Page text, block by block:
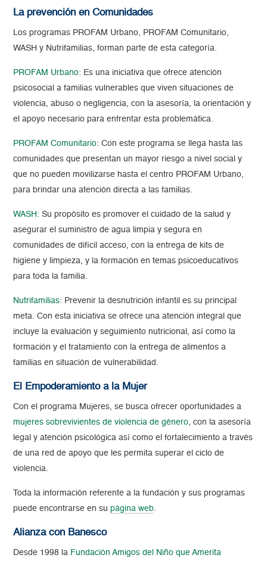
La prevención en Comunidades
Los programas PROFAM Urbano, PROFAM Comunitario,
WASH y Nutrifamilias, forman parte de esta categoría.
PROFAM Urbano: Es una iniciativa que ofrece atención
psicosocial a familias vulnerables que viven situaciones de
violencia, abuso o negligencia, con la asesoría, la orientación y
el apoyo necesario para enfrentar esta problemática.
PROFAM Comunitario: Con este programa se llega hasta las
comunidades que presentan un mayor riesgo a nivel social y
que no pueden movilizarse hasta el centro PROFAM Urbano,
para brindar una atención directa a las familias.
WASH: Su propósito es promover el cuidado de la salud y
asegurar el suministro de agua limpia y segura en
comunidades de difícil acceso, con la entrega de kits de
higiene y limpieza, y la formación en temas psicoeducativos
para toda la familia.
Nutrifamilias: Prevenir la desnutrición infantil es su principal
meta. Con esta iniciativa se ofrece una atención integral que
incluye la evaluación y seguimiento nutricional, así como la
formación y el tratamiento con la entrega de alimentos a
familias en situación de vulnerabilidad.
El Empoderamiento a la Mujer
Con el programa Mujeres, se busca ofrecer oportunidades a
mujeres sobrevivientes de violencia de género, con la asesoría
legal y atención psicológica así como el fortalecimiento a través
de una red de apoyo que les permita superar el ciclo de
violencia.
Toda la información referente a la fundación y sus programas
puede encontrarse en supágina web.
Alianza con Banesco
Desde 1998 la Fundación Amigos del Niño que Amerita